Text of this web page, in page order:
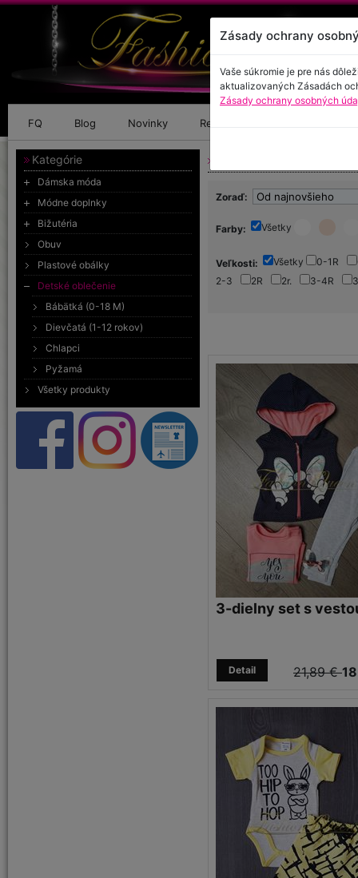
FQ Blog Novinky Referencie
Kategórie
Dámska móda
Módne doplnky
Bižutéria
Obuv
Plastové obálky
Detské oblečenie
Bábätká (0-18 M)
Dievčatá (1-12 rokov)
Chlapci
Pyžamá
Všetky produkty
Zoraď:
Farby: Všetky
Veľkosti: Všetky 0-1R
2-3
2R 2r. 3-4R
3-dielny set s
21,89 €
Detail
Zásady ochrany
Vaše súkromie je pre nás
aktualizovaných Zásadách
Zásady ochrany osobných